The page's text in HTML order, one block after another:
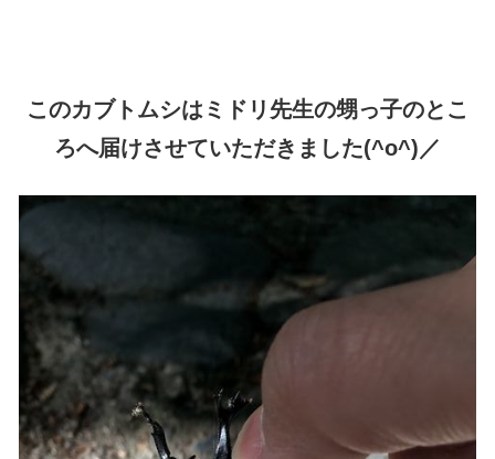
このカブトムシはミドリ先生の甥っ子のとこ
ろへ届けさせていただきました(^o^)／